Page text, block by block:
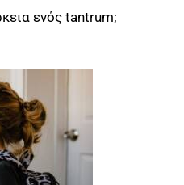
ενός tantrum;